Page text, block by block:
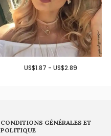
US$1.87 - US$2.89
CONDITIONS GÉNÉRALES ET
POLITIQUE